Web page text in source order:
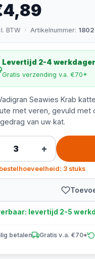
BTW · Artikelnummer:
Levertijd 2-4
Gratis verzending v.a. €70*
Seawies Krab
met veren, gevuld met
van uw kat.
+
3 stuks
levertijd 2-5
betalen Gratis v.a. €70*